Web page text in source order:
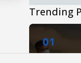
Trending
01
Di Novel